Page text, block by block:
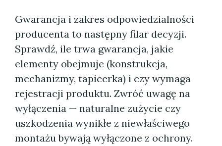
Gwarancja i zakres odpowiedzialności
producenta to następny filar decyzji.
Sprawdź, ile trwa gwarancja, jakie
elementy obejmuje (konstrukcja,
mechanizmy, tapicerka) i czy wymaga
rejestracji produktu. Zwróć uwagę na
wyłączenia — naturalne zużycie czy
uszkodzenia wynikłe z niewłaściwego
montażu bywają wyłączone z ochrony.